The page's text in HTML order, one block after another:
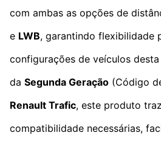
com ambas as opções de
e LWB, garantindo flexibilidade
configurações de veículos
da Segunda Geração (Código
Renault Trafic, este produto
compatibilidade necessárias,